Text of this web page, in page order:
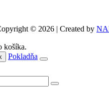
© 2026 | Created by
košíka.
Pokladňa